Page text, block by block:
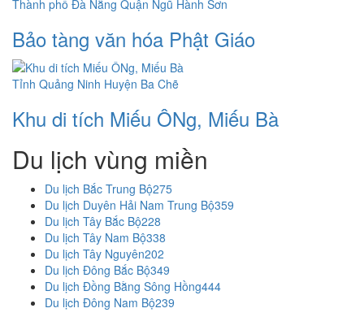
Thành phố Đà Nẵng Quận Ngũ Hành Sơn
Bảo tàng văn hóa Phật Giáo
Tỉnh Quảng Ninh Huyện Ba Chẽ
Khu di tích Miếu ÔNg, Miếu Bà
Du lịch vùng miền
Du lịch Bắc Trung Bộ275
Du lịch Duyên Hải Nam Trung Bộ359
Du lịch Tây Bắc Bộ228
Du lịch Tây Nam Bộ338
Du lịch Tây Nguyên202
Du lịch Đông Bắc Bộ349
Du lịch Đồng Bằng Sông Hồng444
Du lịch Đông Nam Bộ239